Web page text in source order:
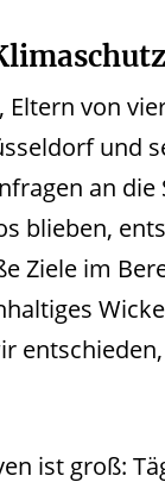
Eltern von
und
an
blieben,
Ziele im
ist groß: